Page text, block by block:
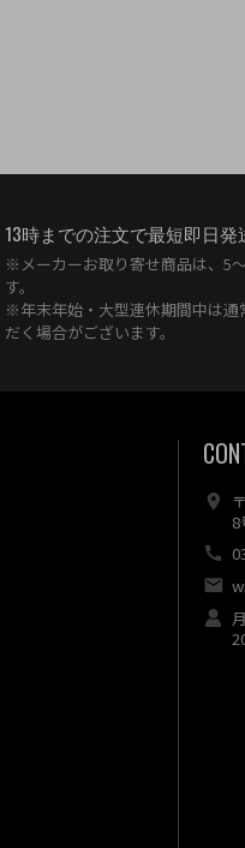
13時までの注文で最短即日発
※メーカーお取り寄せ商品は、5
す。
※年末年始・大型連休期間中は通
だく場合がございます。